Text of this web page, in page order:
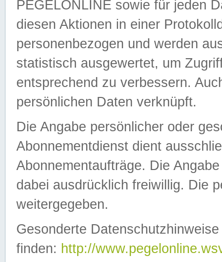
PEGELONLINE sowie für jeden
diesen Aktionen in einer
personenbezogen und werden
statistisch ausgewertet, um
entsprechend zu verbessern.
persönlichen Daten verknüpft.
Die Angabe persönlicher oder
Abonnementdienst dient
Abonnementaufträge. Die
dabei ausdrücklich freiwillig. Die
weitergegeben.
Gesonderte
finden: http://